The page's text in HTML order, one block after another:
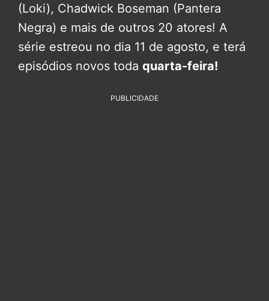
(Loki), Chadwick Boseman (Pantera
Negra) e mais de outros 20 atores! A
série estreou no dia 11 de agosto, e terá
episódios novos toda quarta-feira!
PUBLICIDADE